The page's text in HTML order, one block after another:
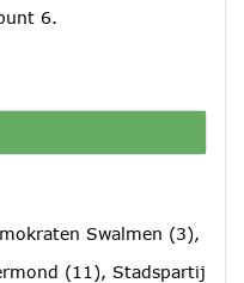
6.
Swalmen (3),
(11), Stadspartij